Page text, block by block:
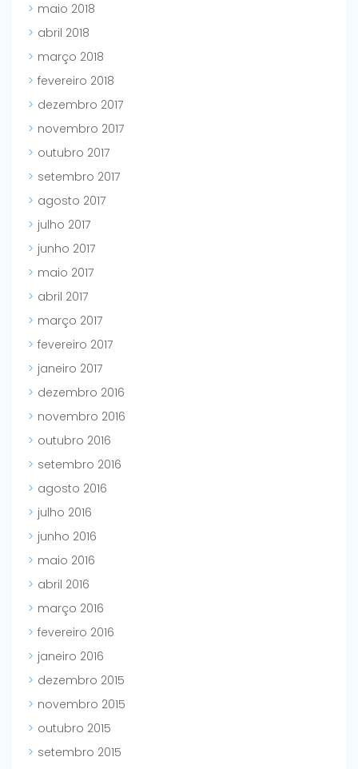
maio 2018
abril 2018
março 2018
fevereiro 2018
dezembro 2017
novembro 2017
outubro 2017
setembro 2017
agosto 2017
julho 2017
junho 2017
maio 2017
abril 2017
março 2017
fevereiro 2017
janeiro 2017
dezembro 2016
novembro 2016
outubro 2016
setembro 2016
agosto 2016
julho 2016
junho 2016
maio 2016
abril 2016
março 2016
fevereiro 2016
janeiro 2016
dezembro 2015
novembro 2015
outubro 2015
setembro 2015